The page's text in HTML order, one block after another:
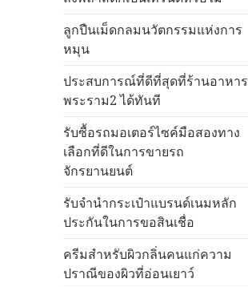
ลูกปืนเม็ดกลมนวัตกรรมแห่งการ
หมุน
ประสบการณ์ที่ดีที่สุดที่ร้านอาหาร
พระราม2 ได้ทันที
รับซื้อรถมอเตอร์ไซค์มือสองทาง
เลือกที่ดีในการขายรถ
จักรยานยนต์
รับจำนำกระเป๋าแบรนด์เนมหลัก
ประกันในการขอสินเชื่อ
ครีมสำหรับผิวกลิ่นคนแก่ความ
ปราณีของผิวที่อ่อนเยาว์